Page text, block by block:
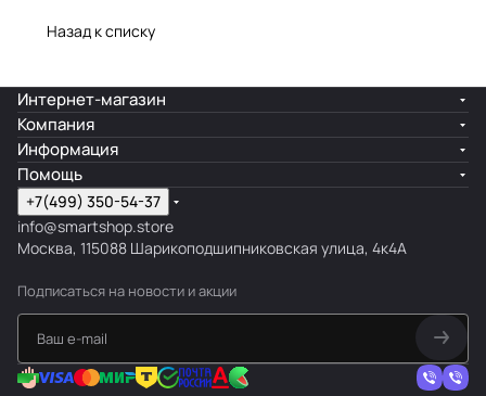
Назад к списку
Интернет-магазин
Компания
Информация
Помощь
+7(499) 350-54-37
info@smartshop.store
Москва, 115088 Шарикоподшипниковская улица, 4к4А
Подписаться на новости и акции